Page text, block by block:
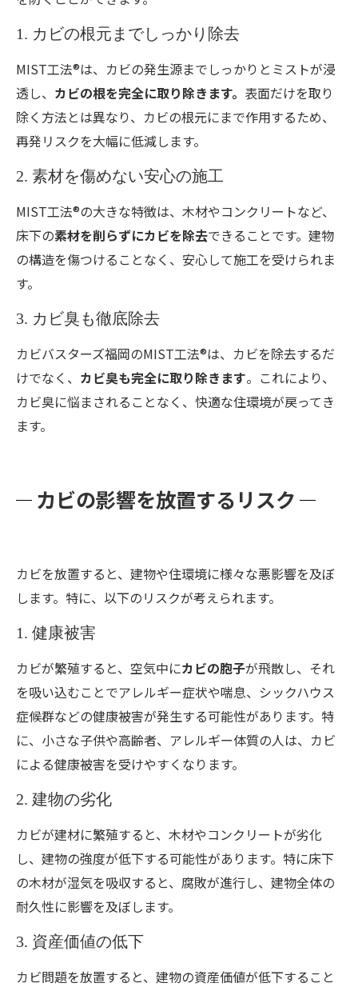
1. カビの根元までしっかり除去
MIST工法®は、カビの発生源までしっかりとミストが浸
透し、 カビの根を完全に取り除きます。 表面だけを取り
除く方法とは異なり、カビの根元にまで作用するため、
再発リスクを大幅に低減します。
2. 素材を傷めない安心の施工
MIST工法®の大きな特徴は、木材やコンクリートなど、
床下の素材を削らずにカビを除去できることです。建物
の構造を傷つけることなく、安心して施工を受けられま
す。
3. カビ臭も徹底除去
カビバスターズ福岡のMIST工法®は、カビを除去するだ
けでなく、 カビ臭も完全に取り除きます。これにより、
カビ臭に悩まされることなく、快適な住環境が戻ってき
ます。
カビの影響を放置するリスク
カビを放置すると、建物や住環境に様々な悪影響を及ぼ
します。特に、以下のリスクが考えられます。
1. 健康被害
カビが繁殖すると、空気中にカビの胞子が飛散し、それ
を吸い込むことでアレルギー症状や喘息、シックハウス
症候群などの健康被害が発生する可能性があります。特
に、小さな子供や高齢者、アレルギー体質の人は、カビ
による健康被害を受けやすくなります。
2. 建物の劣化
カビが建材に繁殖すると、木材やコンクリートが劣化
し、建物の強度が低下する可能性があります。特に床下
の木材が湿気を吸収すると、腐敗が進行し、建物全体の
耐久性に影響を及ぼします。
3. 資産価値の低下
カビ問題を放置すると、建物の資産価値が低下すること